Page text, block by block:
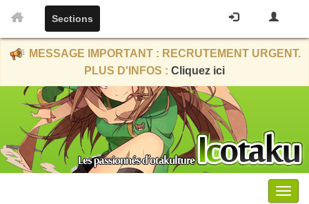
Sections
MESSAGE IMPORTANT : RECRUTEMENT URGENT.
PLUS D'INFOS : Cliquez ici
Menu